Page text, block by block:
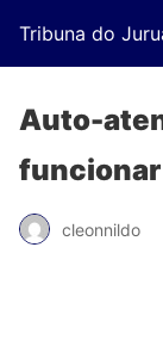
Tribuna do
Auto-
funcionar
cleonnildo